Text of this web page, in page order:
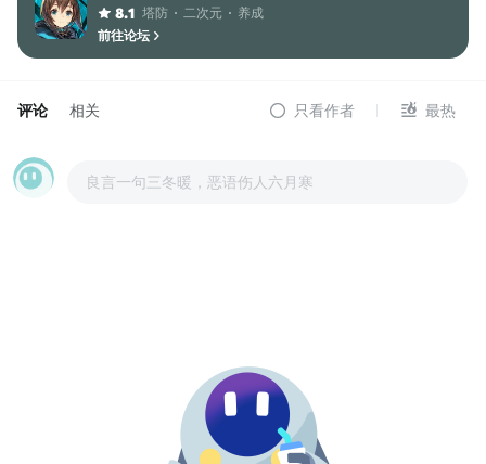
8.1 塔防 二次元
养成
前往论坛
评论 相关 只看作者 最热
良言一句三冬暖，恶语伤人六月寒